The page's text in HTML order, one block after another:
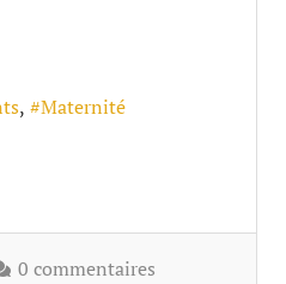
Maternité
0 commentaires